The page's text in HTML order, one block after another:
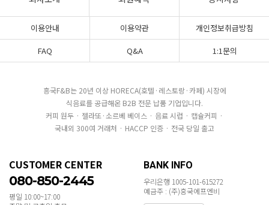
이용안내 이용약관
개인정보취급방침
FAQ
Q&A 1:1문의
흥국F&B는 20년 이상 HORECA(호텔·레스토랑·카페) 시장에
식음료를 공급해온 B2B 전문 납품 기업입니다.
커피 원두 · 젤라또·소르베 베이스 · 음료 시럽 · 캡슐커피 ·
국내외 300여 거래처 · HACCP 인증 · 전국 당일 출고
CUSTOMER CENTER
080-850-2445
평일 10:00~17:00
BANK INFO
우리은행 1005-101-615272
예금주 : (주)흥국에프엔비